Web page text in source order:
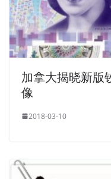
加拿大揭晓新版
像
2018-03-10